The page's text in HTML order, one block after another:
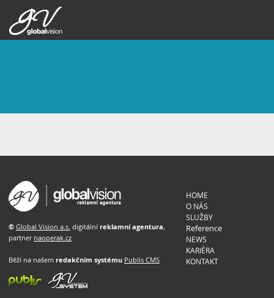
© Global Vision a.s. digitální reklamní agentura,
partner naoperak.cz
Běží na našem redakčním systému Publis CMS
HOME
O NÁS
SLUŽBY
Reference
NEWS
KARIÉRA
KONTAKT